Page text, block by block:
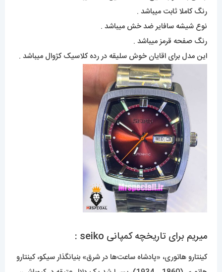
رنگ کاملا ثابت میباشد .
نوع شیشه سافایر ضد خش میباشد .
رنگ صفحه قرمز میباشد .
این مدل برای اقایان خوش سلیقه در رده کلاسیک کژوال میباشد .
میریم برای تاریخچه کمپانی seiko :
کینتارو هاتوری، «پادشاه ساعت‌ها در شرق» بنیانگذار سیکو، کینتارو